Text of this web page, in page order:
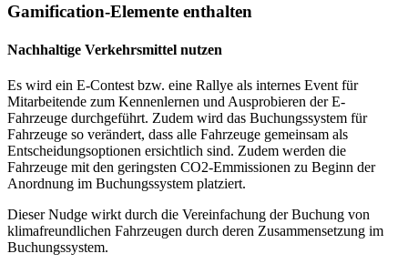
Gamification-Elemente enthalten
Nachhaltige Verkehrsmittel nutzen
Es wird ein E-Contest bzw. eine Rallye als internes Event für
Mitarbeitende zum Kennenlernen und Ausprobieren der E-
Fahrzeuge durchgeführt. Zudem wird das Buchungssystem für
Fahrzeuge so verändert, dass alle Fahrzeuge gemeinsam als
Entscheidungsoptionen ersichtlich sind. Zudem werden die
Fahrzeuge mit den geringsten CO2-Emmissionen zu Beginn der
Anordnung im Buchungssystem platziert.
Dieser Nudge wirkt durch die Vereinfachung der Buchung von
klimafreundlichen Fahrzeugen durch deren Zusammensetzung im
Buchungssystem.